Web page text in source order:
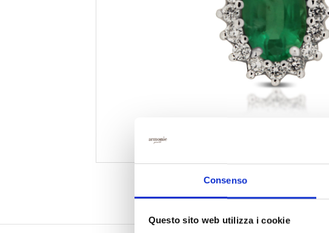
Consenso
Questo sito web utilizza i cookie